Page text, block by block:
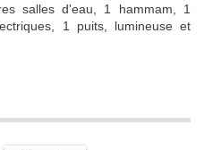
salles d'eau, 1 hammam, 1
1 puits, lumineuse et